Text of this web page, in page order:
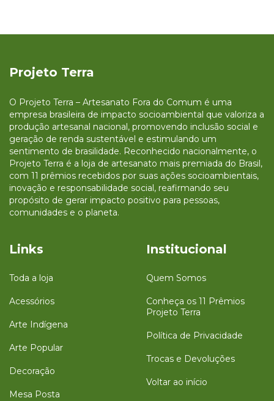
Projeto Terra
O Projeto Terra – Artesanato Fora do Comum é uma
empresa brasileira de impacto socioambiental que valoriza a
produção artesanal nacional, promovendo inclusão social e
geração de renda sustentável e estimulando um
sentimento de brasilidade. Reconhecido nacionalmente, o
Projeto Terra é a loja de artesanato mais premiada do Brasil,
com 11 prêmios recebidos por suas ações socioambientais,
inovação e responsabilidade social, reafirmando seu
propósito de gerar impacto positivo para pessoas,
comunidades e o planeta.
Links
Toda a loja
Acessórios
Arte Indígena
Arte Popular
Decoração
Mesa Posta
Institucional
Quem Somos
Conheça os 11 Prêmios
Projeto Terra
Política de Privacidade
Trocas e Devoluções
Voltar ao início